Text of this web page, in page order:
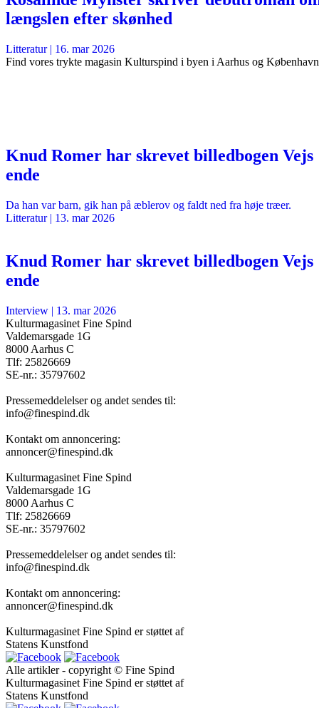
længslen efter skønhed
Litteratur| 16. mar 2026
Find vores trykte magasin Kulturspind i byen i Aarhus og København
Knud Romer har skrevet billedbogen Vejs
ende
Da han var barn, gik han på æblerov og faldt ned fra høje træer.
Litteratur| 13. mar 2026
Knud Romer har skrevet billedbogen Vejs
ende
Interview | 13. mar 2026
Kulturmagasinet Fine Spind
Valdemarsgade 1G
8000 Aarhus C
Tlf: 25826669
SE-nr.: 35797602
Pressemeddelelser og andet sendes til:
info@finespind.dk
Kontakt om annoncering:
annoncer@finespind.dk
Kulturmagasinet Fine Spind
Valdemarsgade 1G
8000 Aarhus C
Tlf: 25826669
SE-nr.: 35797602
Pressemeddelelser og andet sendes til:
info@finespind.dk
Kontakt om annoncering:
annoncer@finespind.dk
Kulturmagasinet Fine Spind er støttet af
Statens Kunstfond
Alle artikler - copyright © Fine Spind
Kulturmagasinet Fine Spind er støttet af
Statens Kunstfond